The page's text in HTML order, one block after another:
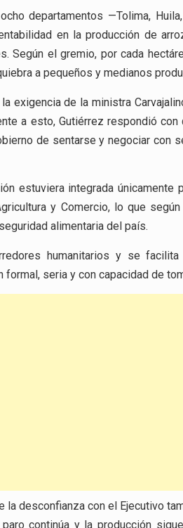
departamentos —Tolima, Huila,
en la producción de
Según el gremio, por cada
a pequeños y medianos
exigencia de la ministra
a esto, Gutiérrez respondió con
de sentarse y negociar con
estuviera integrada
y Comercio, lo que
alimentaria del país.
humanitarios y se
seria y con capacidad de
desconfianza con el Ejecutivo
continúa y la producción